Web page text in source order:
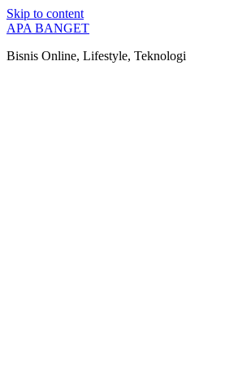
Skip to content
APA BANGET
Bisnis Online, Lifestyle, Teknologi